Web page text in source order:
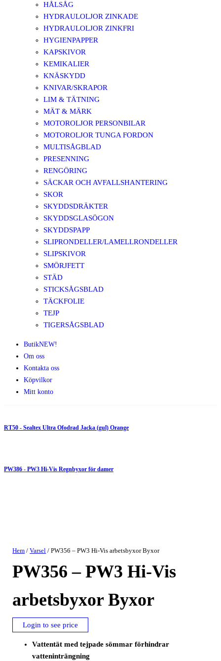
HÅLSÅG
HYDRAULOLJOR ZINKADE
HYDRAULOLJOR ZINKFRI
HYGIENPAPPER
KAPSKIVOR
KEMIKALIER
KNÄSKYDD
KNIVAR/SKRAPOR
LIM & TÄTNING
MÄT & MÄRK
MOTOROLJOR PERSONBILAR
MOTOROLJOR TUNGA FORDON
MULTISÅGBLAD
PRESENNING
RENGÖRING
SÄCKAR OCH AVFALLSHANTERING
SKOR
SKYDDSDRÄKTER
SKYDDSGLASÖGON
SKYDDSPAPP
SLIPRONDELLER/LAMELLRONDELLER
SLIPSKIVOR
SMÖRJFETT
STÄD
STICKSÅGSBLAD
TÄCKFOLIE
TEJP
TIGERSÅGSBLAD
ButikNEW!
Om oss
Kontakta oss
Köpvilkor
Mitt konto
RT50 - Sealtex Ultra Ofodrad Jacka (gul) Orange
PW386 - PW3 Hi-Vis Regnbyxor för damer
Hem /Varsel / PW356 – PW3 Hi-Vis arbetsbyxor Byxor
PW356 – PW3 Hi-Vis
arbetsbyxor Byxor
Login to see price
Vattentät med tejpade sömmar förhindrar
vatteninträngning